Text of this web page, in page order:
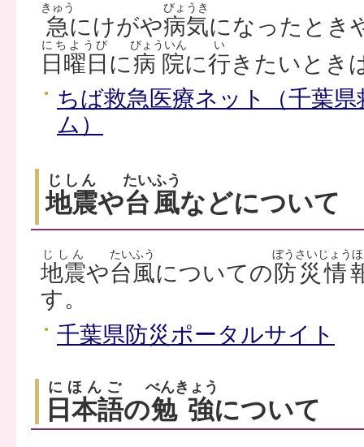
急
きゅう
にけがや病気
びょうき
になったとき
日曜日
にちようび
に病院
びょういん
に行
い
きたいとき
ちば救急医療ネット（千葉
ム）
地震
じしん
や台風
たいふう
などについて
地震
じしん
や台風
たいふう
についての 防災情
ぼうさいじょう
す。
千葉県防災ポータルサイト
日本語
にほんご
の勉強
べんきょう
について